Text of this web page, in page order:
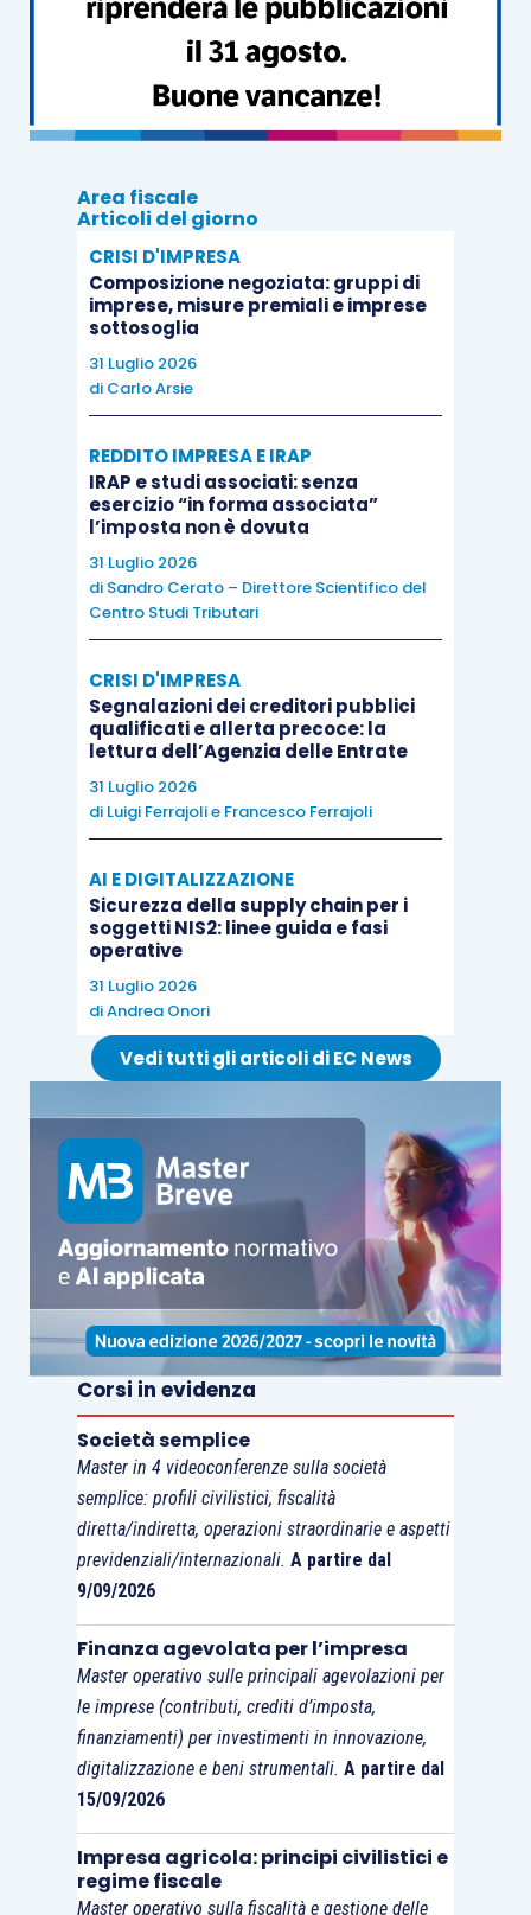
electronically (without the distributor having the right
to reproduce the software), or whether the software
is subject to minor customisation for the purposes
of its installation”).
In buona sostanza, in una transazione dove un
distributore effettua i pagamenti
acquisizione del diritto immateriale
simmetricamente,distribuisce copiedel
medesimosoftware
alla sua riproduzione
atti di distribuzione devono essere trascurati
nell’analisi deicaratteri dell’operazione ai fini
fiscali.
non prevede la possibilità di riprodurre, neppure
parzialmente, il software
italiano, ricade nel
intermediazionenon essendovi alcuna
della licenza alla società italiana.
Per approfondire questioni attinenti all’articolo vi
Area fiscale
Articoli del giorno
CRISI D'IMPRESA
Composizione negoziata: gruppi di
imprese, misure premiali e imprese
sottosoglia
31 Luglio 2026
di Carlo Arsie
REDDITO IMPRESA E IRAP
IRAP e studi associati: senza
esercizio “in forma associata”
l’imposta non è dovuta
31 Luglio 2026
di Sandro Cerato – Direttore Scientifico del
Centro Studi Tributari
CRISI D'IMPRESA
Segnalazioni dei creditori pubblici
qualificati e allerta precoce: la
lettura dell’Agenzia delle Entrate
31 Luglio 2026
di Luigi Ferrajolie Francesco Ferrajoli
AI E DIGITALIZZAZIONE
Sicurezza della supply chain per i
soggetti NIS2: linee guida e fasi
operative
31 Luglio 2026
diAndrea Onori
Vedi tutti gli articoli di EC News
Corsi in evidenza
Società semplice
Master in 4 videoconferenze sulla società
semplice: profili civilistici, fiscalità
diretta/indiretta, operazioni straordinarie e aspetti
previdenziali/internazionali. A partire dal
9/09/2026
Finanza agevolata per l’impresa
Master operativo sulle principali agevolazioni per
le imprese (contributi, crediti d’imposta,
finanziamenti) per investimenti in innovazione,
digitalizzazione e beni strumentali. A partire dal
15/09/2026
Impresa agricola: principi civilistici e
regime fiscale
Master operativo sulla fiscalità e gestione delle